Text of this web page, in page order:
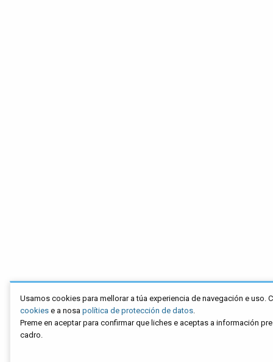
Usamos cookies para mellorar a túa experiencia de navegación e uso.
cookies e a nosa política de protección de datos
Preme en aceptar para confirmar que liches e aceptas a información
cadro.